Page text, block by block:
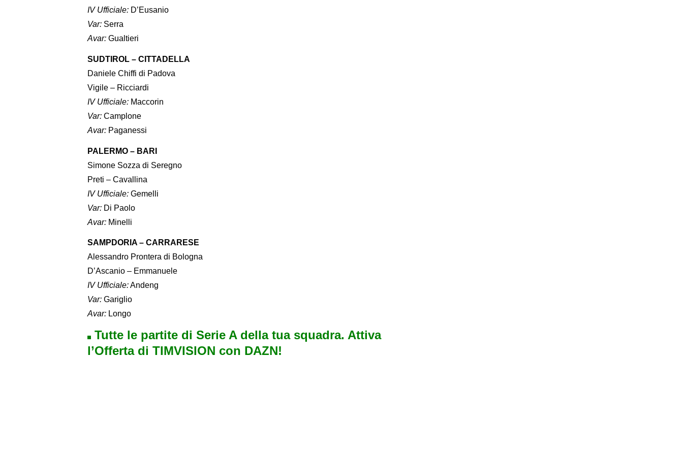
IV Ufficiale: D’Eusanio
Var: Serra
Avar: Gualtieri
SUDTIROL – CITTADELLA
Daniele Chiffi di Padova
Vigile – Ricciardi
IV Ufficiale: Maccorin
Var: Camplone
Avar: Paganessi
PALERMO – BARI
Simone Sozza di Seregno
Preti – Cavallina
IV Ufficiale: Gemelli
Var: Di Paolo
Avar: Minelli
SAMPDORIA – CARRARESE
Alessandro Prontera di Bologna
D’Ascanio – Emmanuele
IV Ufficiale:Andeng
Var: Gariglio
Avar: Longo
Tutte le partite di Serie A della tua squadra. Attiva
l’Offerta di TIMVISION con DAZN!